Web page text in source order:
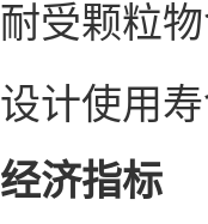
耐受颗粒
设计使用
经济指标